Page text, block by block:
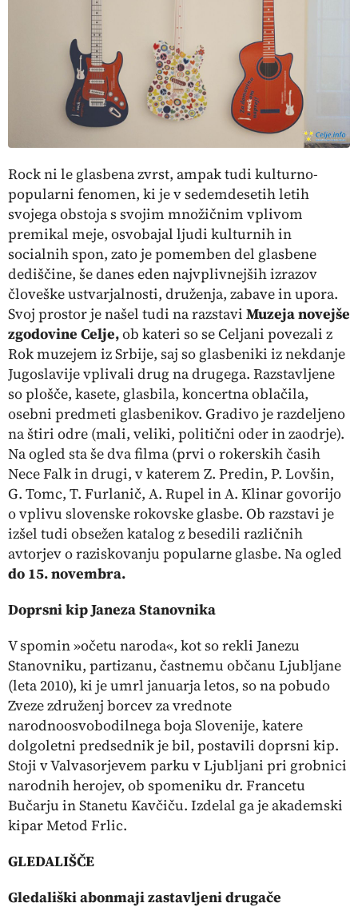
Rock ni le glasbena zvrst, ampak tudi kulturno-
popularni fenomen, ki je v sedemdesetih letih
svojega obstoja s svojim množičnim vplivom
premikal meje, osvobajal ljudi kulturnih in
socialnih spon, zato je pomemben del glasbene
dediščine, še danes eden najvplivnejših izrazov
človeške ustvarjalnosti, druženja, zabave in upora.
Svoj prostor je našel tudi na razstavi Muzeja novejše
zgodovine Celje,ob kateri so se Celjani povezali z
Rok muzejem iz Srbije, saj so glasbeniki iz nekdanje
Jugoslavije vplivali drug na drugega. Razstavljene
so plošče, kasete, glasbila, koncertna oblačila,
osebni predmeti glasbenikov. Gradivo je razdeljeno
na štiri odre (mali, veliki, politični oder in zaodrje).
Na ogled sta še dva filma (prvi o rokerskih časih
Nece Falk in drugi, v katerem Z. Predin, P. Lovšin,
G. Tomc, T. Furlanič, A. Rupel in A. Klinar govorijo
o vplivu slovenske rokovske glasbe. Ob razstavi je
izšel tudi obsežen katalog z besedili različnih
avtorjev o raziskovanju popularne glasbe. Na ogled
do 15. novembra.
Doprsni kip Janeza Stanovnika
V spomin »očetu naroda«, kot so rekli Janezu
Stanovniku, partizanu, častnemu občanu Ljubljane
(leta 2010), ki je umrl januarja letos, so na pobudo
Zveze združenj borcev za vrednote
narodnoosvobodilnega boja Slovenije, katere
dolgoletni predsednik je bil, postavili doprsni kip.
Stoji v Valvasorjevem parku v Ljubljani pri grobnici
narodnih herojev, ob spomeniku dr. Francetu
Bučarju in Stanetu Kavčiču. Izdelal ga je akademski
kipar Metod Frlic.
GLEDALIŠČE
Gledališki abonmaji zastavljeni drugače